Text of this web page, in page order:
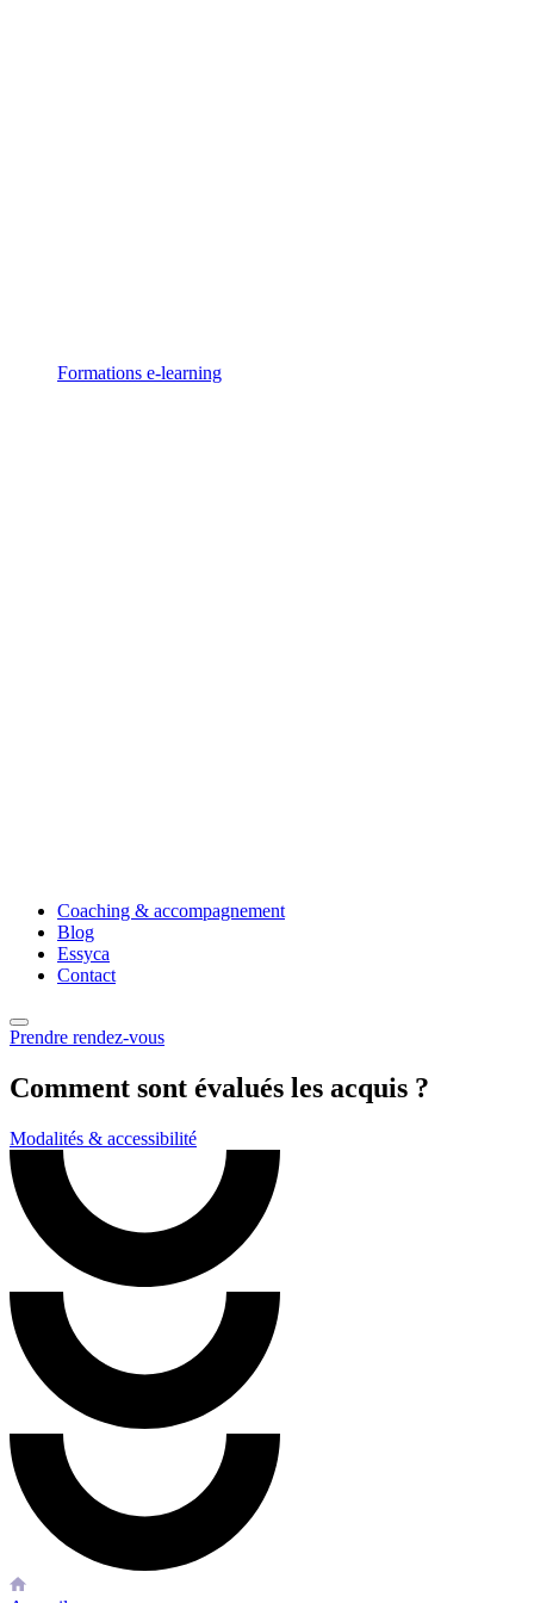
Formations e-learning
Coaching & accompagnement
Blog
Essyca
Contact
Prendre rendez-vous
Comment sont évalués les acquis ?
Modalités & accessibilité